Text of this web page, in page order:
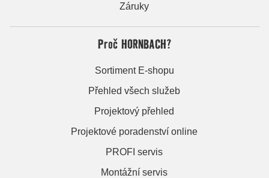
Záruky
Proč HORNBACH?
Sortiment E-shopu
Přehled všech služeb
Projektový přehled
Projektové poradenství online
PROFI servis
Montážní servis